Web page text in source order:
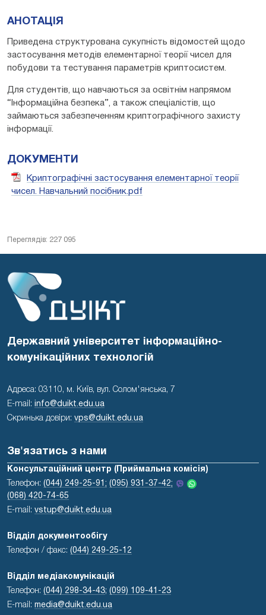
АНОТАЦІЯ
Приведена структурована сукупність відомостей щодо
застосування методів елементарної теорії чисел для
побудови та тестування параметрів криптосистем.
Для студентів, що навчаються за освітнім напрямом
‘‘Інформаційна безпека’’, а також спеціалістів, що
займаються забезпеченням криптографічного захисту
інформації.
ДОКУМЕНТИ
Криптографічні застосування елементарної теорії
чисел. Навчальний посібник.pdf
Переглядів: 227 095
Державний університет інформаційно-
комунікаційних технологій
Адреса: 03110, м. Київ, вул. Солом'янська, 7
E-mail:
info@duikt.edu.ua
Скринька довіри: vps@duikt.edu.ua
Зв'язатись з нами
Консультаційний центр (Приймальна комісія)
Телефон: (044) 249-25-91; (095) 931-37-42;
(068) 420-74-65
E-mail: vstup@duikt.edu.ua
Відділ документообігу
Телефон / факс: (044) 249-25-12
Відділ медіакомунікацій
Телефон: (044) 298-34-43; (099) 109-41-23
E-mail: media@duikt.edu.ua